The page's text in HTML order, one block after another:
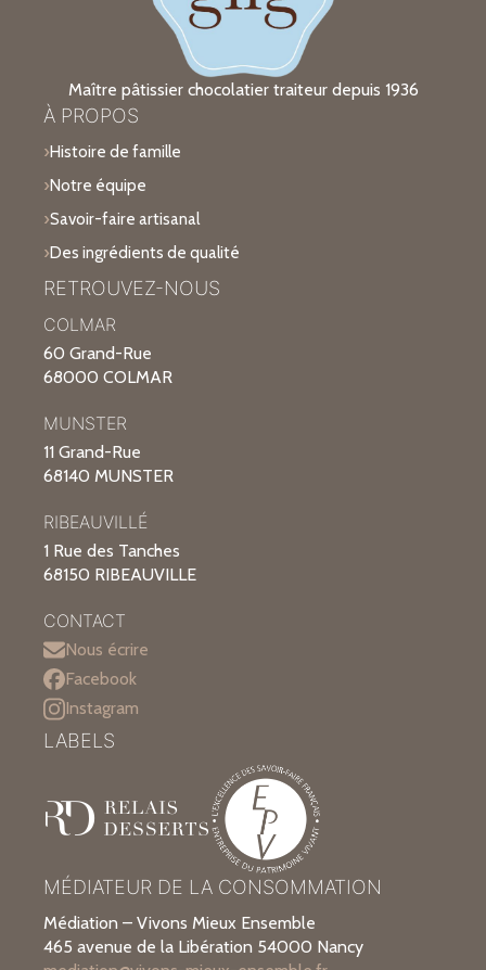
Maître pâtissier chocolatier traiteur depuis 1936
À PROPOS
Histoire de famille
Notre équipe
Savoir-faire artisanal
Des ingrédients de qualité
RETROUVEZ-NOUS
COLMAR
60 Grand-Rue
68000 COLMAR
MUNSTER
11 Grand-Rue
68140 MUNSTER
RIBEAUVILLÉ
1 Rue des Tanches
68150 RIBEAUVILLE
CONTACT
Nous écrire
Facebook
Instagram
MÉDIATEUR DE LA CONSOMMATION
Médiation – Vivons Mieux Ensemble
465 avenue de la Libération 54000 Nancy
LABELS